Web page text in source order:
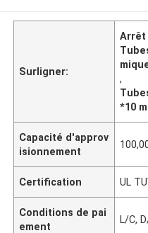
Surligner:
Arrêt
,
*10
Capacité d'approv
isionnement
Certification UL
Conditions de pai
ement
L/C,